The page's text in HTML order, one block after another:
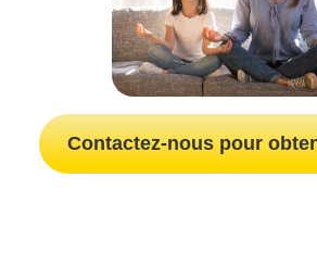
Contactez-nous pour